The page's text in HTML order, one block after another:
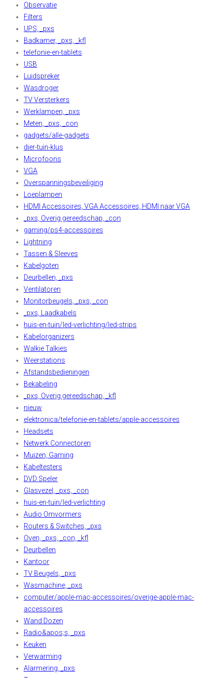
Observatie
Filters
UPS, _pxs
Badkamer, _pxs, _kfl
telefonie-en-tablets
USB
Luidspreker
Wasdroger
TV Versterkers
Werklampen, _pxs
Meten, _pxs, _con
gadgets/alle-gadgets
dier-tuin-klus
Microfoons
VGA
Overspanningsbeveiliging
Loeplampen
HDMI Accessoires, VGA Accessoires, HDMI naar VGA
_pxs, Overig gereedschap, _con
gaming/ps4-accessoires
Lightning
Tassen & Sleeves
Kabelgoten
Deurbellen, _pxs
Ventilatoren
Monitorbeugels, _pxs, _con
_pxs, Laadkabels
huis-en-tuin/led-verlichting/led-strips
Kabelorganizers
Walkie Talkies
Weerstations
Afstandsbedieningen
Bekabeling
_pxs, Overig gereedschap, _kfl
nieuw
elektronica/telefonie-en-tablets/apple-accessoires
Headsets
Netwerk Connectoren
Muizen, Gaming
Kabeltesters
DVD Speler
Glasvezel, _pxs, _con
huis-en-tuin/led-verlichting
Audio Omvormers
Routers & Switches, _pxs
Oven, _pxs, _con, _kfl
Deurbellen
Kantoor
TV Beugels, _pxs
Wasmachine, _pxs
computer/apple-mac-accessoires/overige-apple-mac-
accessoires
Wand Dozen
Radio&apos;s, _pxs
Keuken
Verwarming
Alarmering, _pxs